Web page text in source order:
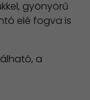
gyönyörű
elé fogva is
a